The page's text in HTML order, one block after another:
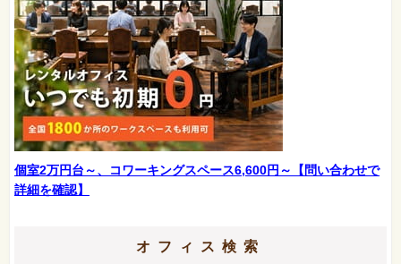
個室2万円台～、コワーキングスペース6,600円～【問い合わせで
詳細を確認】
オフィス検索